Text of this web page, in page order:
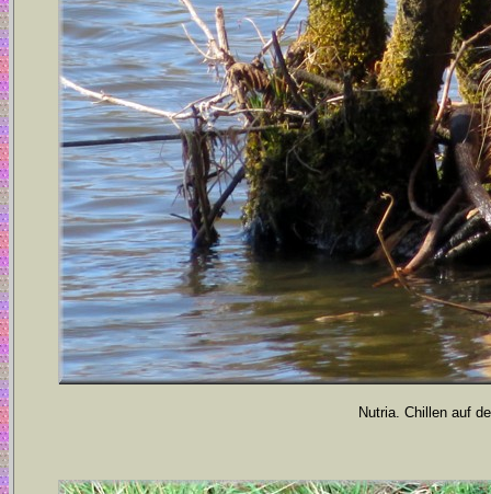
Nutria. Chillen auf